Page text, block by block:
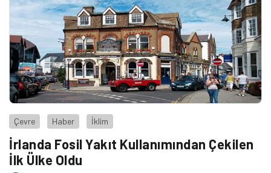
Çevre Haber İklim
İrlanda Fosil Yakıt Kullanımından Çekilen
İlk Ülke Oldu